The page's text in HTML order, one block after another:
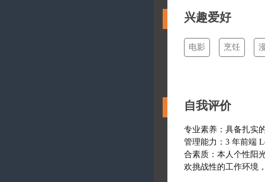
兴趣爱好
电影 烹饪
自我评价
专业素养：具备扎实
管理能力：3 年前端
合素质：本人个性阳
欢挑战性的工作环境